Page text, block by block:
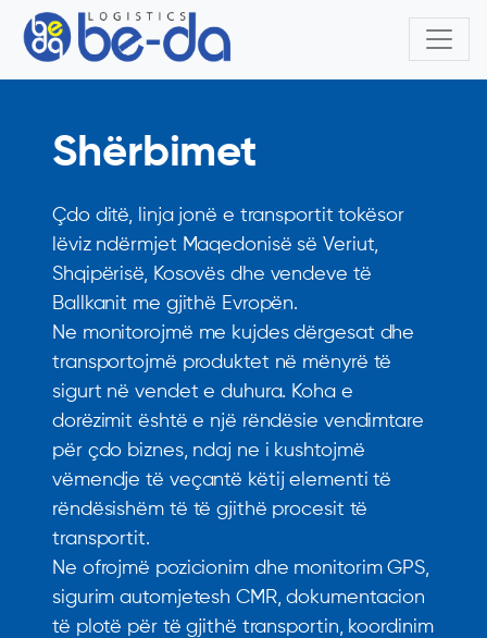
Shërbimet
Çdo ditë, linja jonë e transportit tokësor
lëviz ndërmjet Maqedonisë së Veriut,
Shqipërisë, Kosovës dhe vendeve të
Ballkanit me gjithë Evropën.
Ne monitorojmë me kujdes dërgesat dhe
transportojmë produktet në mënyrë të
sigurt në vendet e duhura. Koha e
dorëzimit është e një rëndësie vendimtare
për çdo biznes, ndaj ne i kushtojmë
vëmendje të veçantë këtij elementi të
rëndësishëm të të gjithë procesit të
transportit.
Ne ofrojmë pozicionim dhe monitorim GPS,
sigurim automjetesh CMR, dokumentacion
të plotë për të gjithë transportin, koordinim